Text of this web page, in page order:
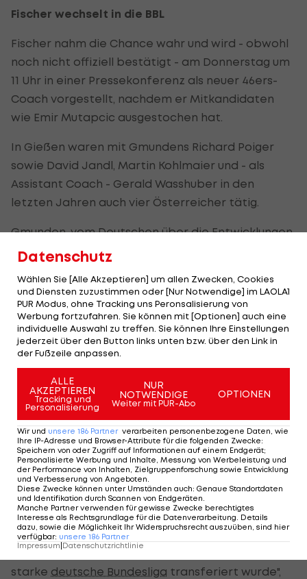
Fischer wechselt in die BBL
Fischer nahm die Chance wahr und wird - obwohl
noch nicht offiziell bestätigt - am Donnerstag um
11 Uhr in einer Pressekonferenz als neuer 46ers-
Coach vorgestellt, nachdem er Mitkandidaten
wie Emir Mutapcic ausgestochen hat.
In Gießen waren mit Gmundens Richard Poiger
sowie David Jandl, Martin Kohlmaier und - als
Assistant Coach - Gerald Wasshuber in den
letzten Jahren auch vier Österreicher tätig.
Gmunden, vom Deutschen über die Entwicklungen
laufend informiert, zeigte sich aber vorbereitet
Nachfolger verkünden.
Swans nicht erfreut, aber stolz
In Fischers drei Jahren hat es Gmunden auf einen
Cupsiege gebracht.
Mit dem 36-jährigen Kroaten Basic, der einen
Vertrag auf ein Jahr (plus Option auf ein weiteres)
unterschrieb, haben die Oberösterreicher aber
bereits einen Nachfolger verpflichtet.
"Auch wenn der Verlust des Erfolgstrainers für
Gmunden nicht erfreulich ist, so erfüllt es uns
schon ein wenig mit Stolz, dass Mathias Fischer,
der als 'Noname' an den Traunsee kam, nun in die
starke deutsche Bundesliga transferiert wurde",
Datenschutz
Wählen Sie [Alle Akzeptieren] um allen Zwecken, Cookies
und Diensten zuzustimmen oder [Nur Notwendige] im LAOLA1
PUR Modus, ohne Tracking uns Peronsalisierung von
Werbung fortzufahren. Sie können mit [Optionen] auch eine
individuelle Auswahl zu treffen. Sie können Ihre Einstellungen
jederzeit über den Button links unten bzw. über den Link in
der Fußzeile anpassen.
ALLE
AKZEPTIEREN
Tracking und
Personalisierung
NUR
NOTWENDIGE
Weiter mit PUR-Abo
OPTIONEN
Wir und unsere 186 Partner verarbeiten personenbezogene Daten, wie
Ihre IP-Adresse und Browser-Attribute für die folgenden Zwecke:
Speichern von oder Zugriff auf Informationen auf einem Endgerät;
Personalisierte Werbung und Inhalte, Messung von Werbeleistung und
der Performance von Inhalten, Zielgruppenforschung sowie Entwicklung
und Verbesserung von Angeboten.
Diese Zwecke können unter Umständen auch: Genaue Standortdaten
und Identifikation durch Scannen von Endgeräten.
Manche Partner verwenden für gewisse Zwecke berechtigtes
Interesse als Rechtsgrundlage für die Datenverarbeitung. Details
dazu, sowie die Möglichkeit Ihr Widerspruchsrecht auszuüben, sind hier
verfügbar: unsere 186 Partner
Impressum Datenschutzrichtlinie